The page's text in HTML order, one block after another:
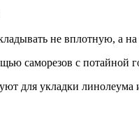
не вплотную, а на
саморезов с потайной
для укладки